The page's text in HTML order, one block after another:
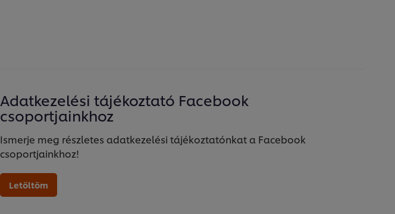
Adatkezelési tájékoztató Facebook
csoportjainkhoz
Ismerje meg részletes adatkezelési tájékoztatónkat a Facebook
csoportjainkhoz!
Letöltöm